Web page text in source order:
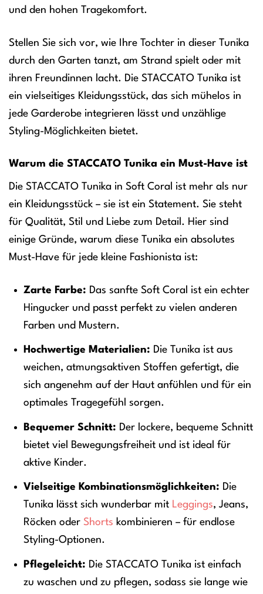
und den hohen Tragekomfort.
Stellen Sie sich vor, wie Ihre Tochter in dieser Tunika
durch den Garten tanzt, am Strand spielt oder mit
ihren Freundinnen lacht. Die STACCATO Tunika ist
ein vielseitiges Kleidungsstück, das sich mühelos in
jede Garderobe integrieren lässt und unzählige
Styling-Möglichkeiten bietet.
Warum die STACCATO Tunika ein Must-Have ist
Die STACCATO Tunika in Soft Coral ist mehr als nur
ein Kleidungsstück – sie ist ein Statement. Sie steht
für Qualität, Stil und Liebe zum Detail. Hier sind
einige Gründe, warum diese Tunika ein absolutes
Must-Have für jede kleine Fashionista ist:
Zarte Farbe: Das sanfte Soft Coral ist ein echter
Hingucker und passt perfekt zu vielen anderen
Farben und Mustern.
Hochwertige Materialien: Die Tunika ist aus
weichen, atmungsaktiven Stoffen gefertigt, die
sich angenehm auf der Haut anfühlen und für ein
optimales Tragegefühl sorgen.
Bequemer Schnitt: Der lockere, bequeme Schnitt
bietet viel Bewegungsfreiheit und ist ideal für
aktive Kinder.
Vielseitige Kombinationsmöglichkeiten: Die
Tunika lässt sich wunderbar mit Leggings, Jeans,
Röcken oderShorts kombinieren – für endlose
Styling-Optionen.
Pflegeleicht: Die STACCATO Tunika ist einfach
zu waschen und zu pflegen, sodass sie lange wie